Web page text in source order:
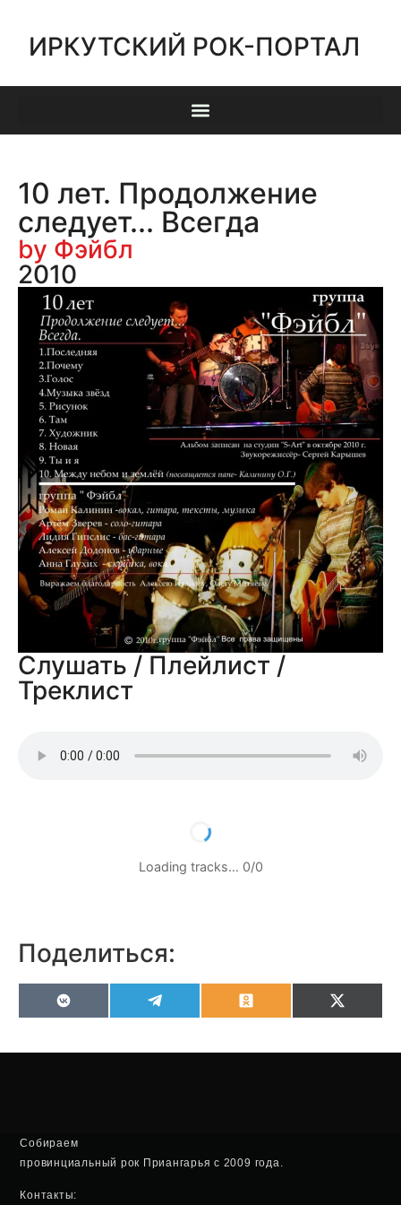
ИРКУТСКИЙ РОК-ПОРТАЛ
10 лет. Продолжение
следует... Всегда
by Фэйбл
2010
Слушать / Плейлист /
Треклист
Loading tracks… 0/0
Поделиться:
VK OdnoklassnikiX
Собираем
провинциальный рок Приангарья с 2009 года.
Контакты: